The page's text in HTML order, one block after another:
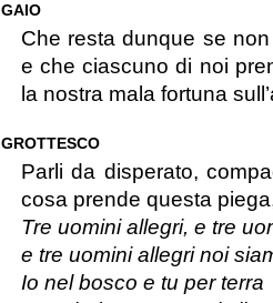
GAIO
Che resta dunque se
e che ciascuno di noi
la nostra mala fortuna
GROTTESCO
Parli da disperato,
cosa prende questa
Tre uomini allegri, e tre
e tre uomini allegri noi
Io nel bosco e tu per terra